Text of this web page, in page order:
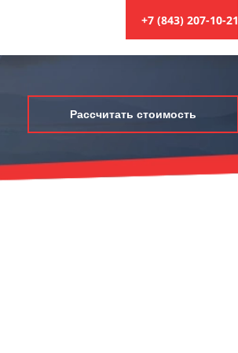
+7 (843) 207-10-21
Рассчитать стоимость